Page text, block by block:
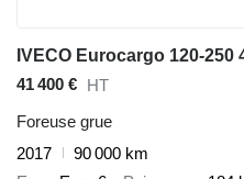
41 400 € HT
Foreuse grue
2017
90 000 km